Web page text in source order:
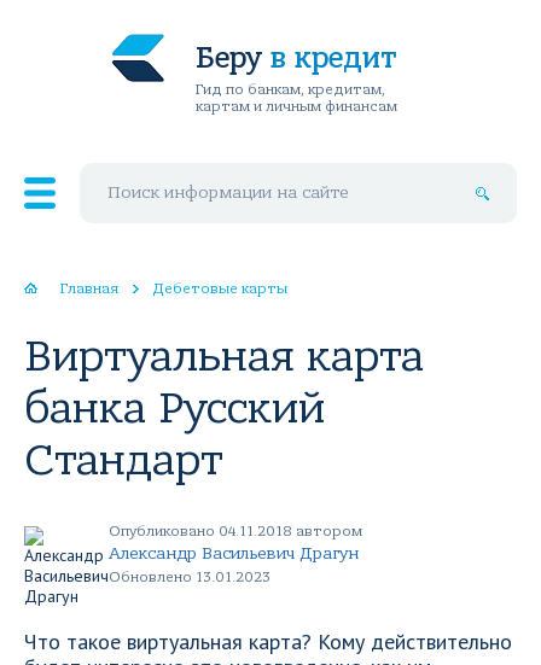
Беру в кредит
Гид по банкам, кредитам,
картам и личным финансам
Главная Дебетовые карты
Виртуальная карта
банка Русский
Стандарт
Опубликовано 04.11.2018 автором
Александр Васильевич Драгун
Обновлено 13.01.2023
Что такое виртуальная карта? Кому действительно